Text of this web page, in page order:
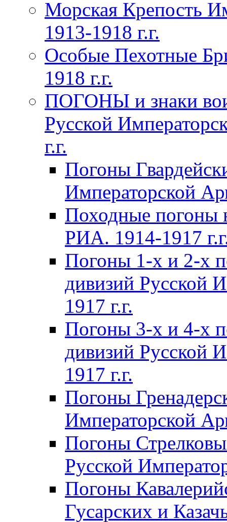
Морская Крепость
1913-1918 г.г.
Особые Пехотные
1918 г.г.
ПОГОНЫ и знаки
Русской
г.г.
Погоны
Императорской
Походные погоны
РИА. 1914-1917
Погоны 1-х и 2-х
дивизий Русской
1917 г.г.
Погоны 3-х и 4-х
дивизий Русской
1917 г.г.
Погоны
Императорской
Погоны
Русской
Погоны
Гусарских и